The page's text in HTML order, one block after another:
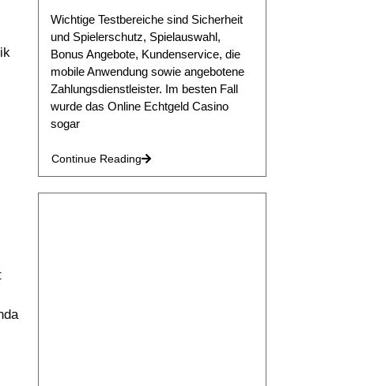
Wichtige Testbereiche sind Sicherheit
und Spielerschutz, Spielauswahl,
Bonus Angebote, Kundenservice, die
mobile Anwendung sowie angebotene
Zahlungsdienstleister. Im besten Fall
wurde das Online Echtgeld Casino
sogar
Continue Reading